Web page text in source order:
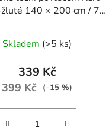
140 × 200 cm / 70
Skladem (>5 ks)
339 Kč
399 Kč (–15 %)